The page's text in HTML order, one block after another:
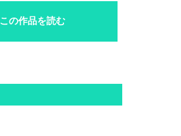
この作品を読む